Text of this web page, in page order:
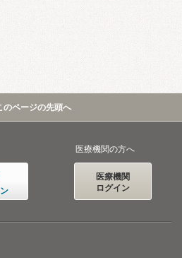
のページの先頭へ
医療機関の方へ
医療機関
ログイン